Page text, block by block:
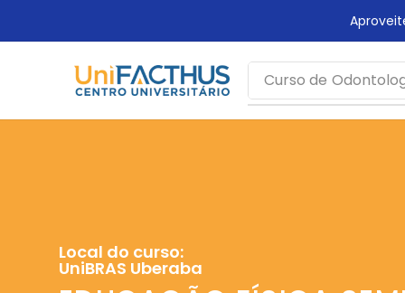
Curso de
Local do curso:
UniBRAS Uberaba